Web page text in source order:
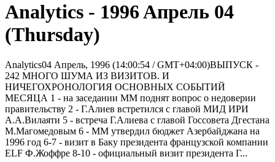
Analytics - 1996 Aпрель 04
(Thursday)
Analytics04 Апрель, 1996 (14:00:54 / GMT+04:00)ВЫПУСК -
242 МНОГО ШУМА ИЗ ВИЗИТОВ. И
НИЧЕГОХРОНОЛОГИЯ ОСНОВНЫХ СОБЫТИЙ
МЕСЯЦА 1 - на заседании ММ поднят вопрос о недоверии
правительству 2 - Г.Алиев встретился с главой МИД ИРИ
А.А.Вилаяти 5 - встреча Г.Алиева с главой Госсовета Дгестана
М.Магомедовым 6 - ММ утвердил бюджет Азербайджана на
1996 год 6-7 - визит в Баку президента французской компании
ELF Ф.Жоффре 8-10 - официальный визит президента Г...